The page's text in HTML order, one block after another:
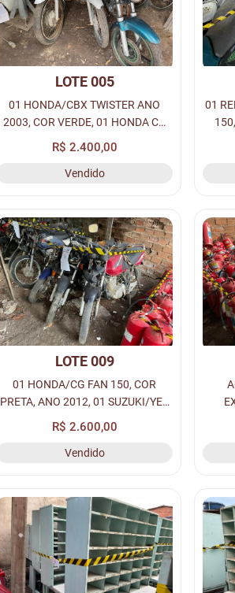
LOTE 005
01 HONDA/CBX TWISTER ANO
2003, COR VERDE, 01 HONDA CG
CERGO 125, ANO 2001, COR
BRANCA, 01 HONDA CG CARGO
125, COR BRANCA, ANO 2001
R$ 2.400,00
Vendido
01
LOTE 009
01 HONDA/CG FAN 150, COR
PRETA, ANO 2012, 01 SUZUKI/YES
125, COR VERMELHA, ANO 2009,
01 HONDA/CG TITAN ANO 2002,
COR AZUL (SUCATA).
R$ 2.600,00
Vendido